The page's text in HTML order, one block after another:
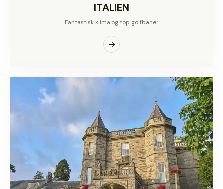
ITALIEN
Fantastisk klima og top golfbaner